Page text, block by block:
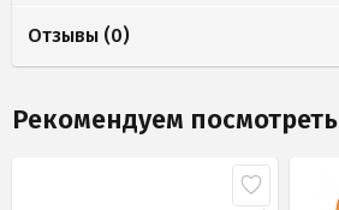
Отзывы (0)
Рекомендуем посмотреть